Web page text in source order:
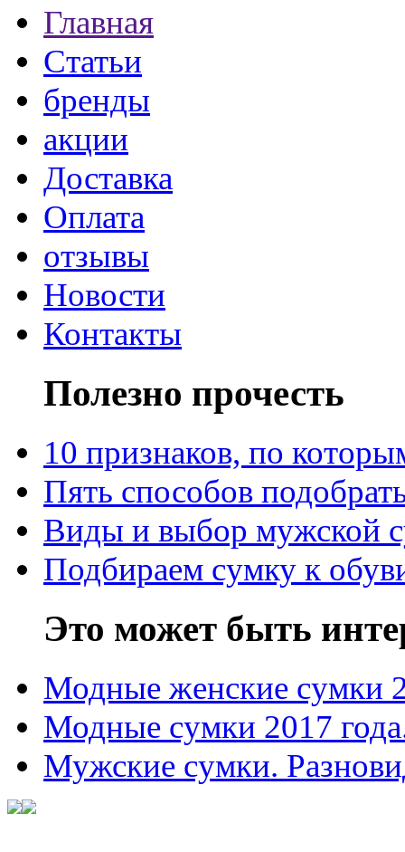
Главная
Статьи
бренды
акции
Доставка
Оплата
отзывы
Новости
Контакты
Полезно прочесть
10 признаков, по
Пять способов
Виды и выбор мужской
Подбираем сумку к
Это может быть
Модные женские сумки
Модные сумки 2017
Мужские сумки.